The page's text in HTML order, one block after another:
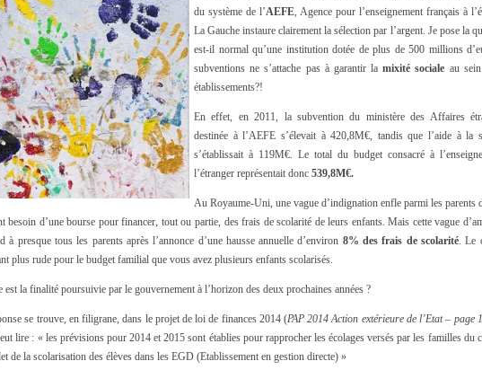
du système de l’AEFE, Agence pour l’enseignement français à
La Gauche instaure clairement la sélection par l’argent. Je pose la
est-il normal qu’une institution dotée de plus de 500 millions
subventions ne s’attache pas à garantir lamixité sociale au
établissements?!
En effet, en 2011, la subvention du ministère des Affaires
destinée à l’AEFE s’élevait à 420,8M€, tandis que l’aide à la
s’établissait à 119M€. Le total du budget consacré à
l’étranger représentait donc 539,8M€.
Au Royaume-Uni, une vague d’indignation enfle parmi les parents
besoin d’une bourse pour financer, tout ou partie, des frais de scolarité de leurs enfants. Mais cette vague
à presque tous les parents après l’annonce d’une hausse annuelle d’environ 8% des frais de scolarité. Le
plus rude pour le budget familial que vous avez plusieurs enfants scolarisés.
est la finalité poursuivie par le gouvernement à l’horizon des deux prochaines années ?
se trouve, en filigrane, dans le projet de loi de finances 2014 (PAP 2014 Action extérieure de l’Etat – page
lire : « les prévisions pour 2014 et 2015 sont établies pour rapprocher les écolages versés par les familles du
de la scolarisation des élèves dans les EGD (Etablissement en gestion directe) »